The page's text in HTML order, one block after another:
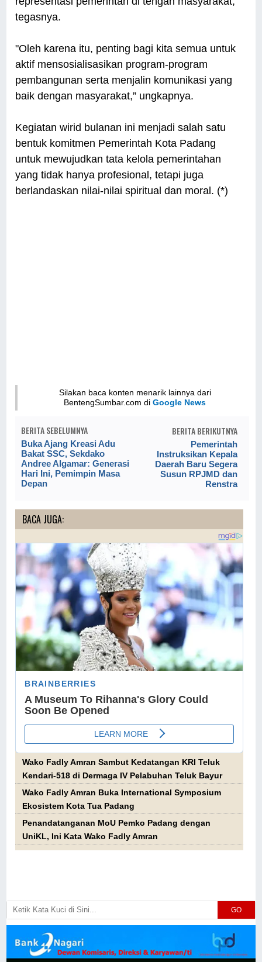
tegasnya.
"Oleh karena itu, penting bagi kita semua untuk
aktif mensosialisasikan program-program
pembangunan serta menjalin komunikasi yang
baik dengan masyarakat,” ungkapnya.
Kegiatan wirid bulanan ini menjadi salah satu
bentuk komitmen Pemerintah Kota Padang
untuk mewujudkan tata kelola pemerintahan
yang tidak hanya profesional, tetapi juga
berlandaskan nilai-nilai spiritual dan moral. (*)
Silakan baca konten menarik lainnya dari
BentengSumbar.com diGoogle News
BERITA SEBELUMNYA
Buka Ajang Kreasi Adu
Bakat SSC, Sekdako
Andree Algamar: Generasi
Hari Ini, Pemimpin Masa
Depan
BERITA BERIKUTNYA
Pemerintah
Instruksikan Kepala
Daerah Baru Segera
Susun RPJMD dan
Renstra
BACA JUGA:
Wako Fadly Amran Sambut Kedatangan KRI Teluk
Kendari-518 di Dermaga IV Pelabuhan Teluk Bayur
Wako Fadly Amran Buka International Symposium
Ekosistem Kota Tua Padang
Penandatanganan MoU Pemko Padang dengan
UniKL, Ini Kata Wako Fadly Amran
GO